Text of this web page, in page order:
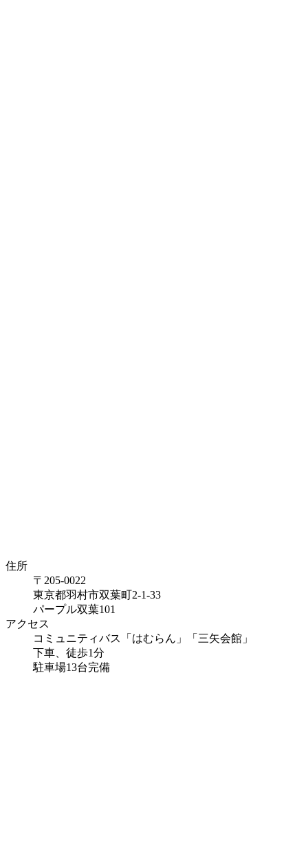
住所
〒205-0022
東京都羽村市双葉町2-1-33
パープル双葉101
アクセス
コミュニティバス「はむらん」「三矢会館」
下車、徒歩1分
駐車場13台完備